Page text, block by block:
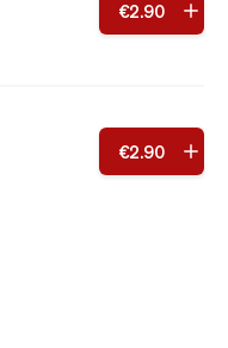
€2.90
€2.90